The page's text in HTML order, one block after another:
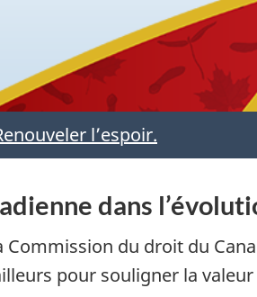
l’espoir.
dans
Commission du droit du
pour souligner la